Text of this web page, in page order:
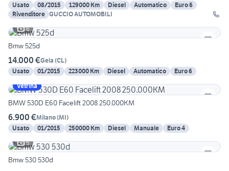
Usato
08/2015 129000 Km Diesel Automatico
Euro 6
Rivenditore GUCCIO AUTOMOBILI
6
Bmw 525d
14.000 €Gela (CL)
Usato
01/2015 223000 Km Diesel Automatico
Euro 6
Vetrina
BMW 530D E60 Facelift 2008 250.000KM
6.900 €Milano(MI)
Usato
01/2015 250000 Km Diesel Manuale
Euro 4
5
Bmw 530 530d